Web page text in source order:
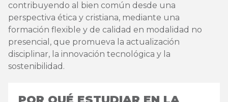
contribuyendo al bien común desde una
perspectiva ética y cristiana, mediante una
formación flexible y de calidad en modalidad no
presencial, que promueva la actualización
disciplinar, la innovación tecnológica y la
sostenibilidad.